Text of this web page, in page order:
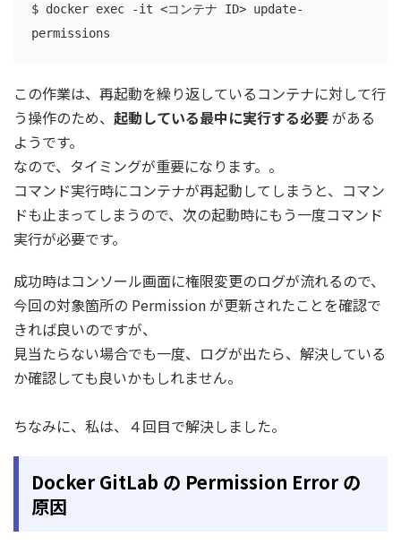
$ docker exec -it <コンテナ ID> update-
permissions
この作業は、再起動を繰り返しているコンテナに対して行
う操作のため、 起動している最中に実行する必要がある
ようです。
なので、タイミングが重要になります。。
コマンド実行時にコンテナが再起動してしまうと、コマン
ドも止まってしまうので、次の起動時にもう一度コマンド
実行が必要です。
成功時はコンソール画面に権限変更のログが流れるので、
今回の対象箇所の Permission が更新されたことを確認で
きれば良いのですが、
見当たらない場合でも一度、ログが出たら、解決している
か確認しても良いかもしれません。
ちなみに、私は、４回目で解決しました。
Docker GitLab の Permission Error の
原因